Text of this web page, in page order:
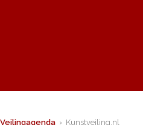
Veilingagenda › Kunstveiling.nl